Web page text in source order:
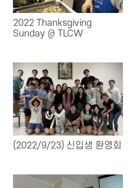
2022 Thanksgiving
Sunday @ TLCW
(2022/9/23) 신입생 환영회